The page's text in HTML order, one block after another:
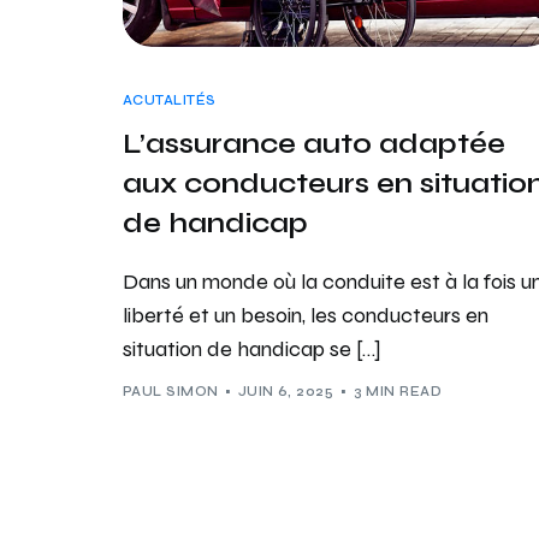
ACUTALITÉS
L’assurance auto adaptée
aux conducteurs en
de handicap
Dans un monde où la conduite est à la fois
liberté et un besoin, les conducteurs en
situation de handicap se […]
PAUL SIMON JUIN 6, 2025 3 MIN READ